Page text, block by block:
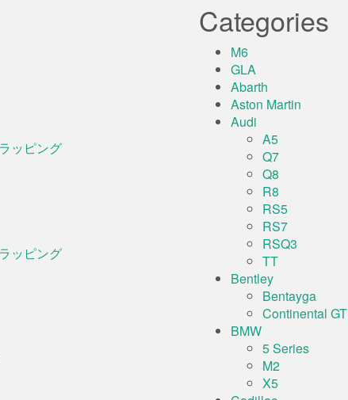
Categories
M6
GLA
Abarth
Aston Martin
Audi
A5
Q7
Q8
R8
RS5
RS7
RSQ3
TT
Bentley
Bentayga
Continental GT
BMW
5 Series
M2
X5